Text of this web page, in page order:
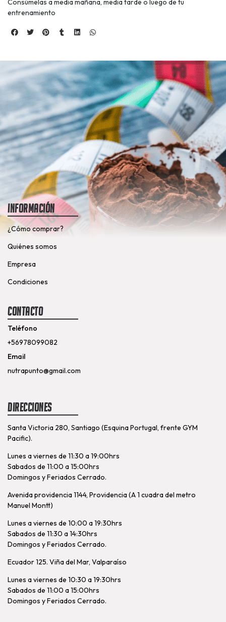
Consúmelas a media mañana, media tarde o luego de tu
entrenamiento
Información
¿Cómo comprar?
Quiénes somos
Empresa
Condiciones
Contacto
Teléfono
+56978099082
Email
nutrapunto@gmail.com
Direcciones
Santa Victoria 280, Santiago (Esquina Portugal, frente GYM
Pacific).
Lunes a viernes de 11:30 a 19:00hrs
Sabados de 11:00 a 15:00hrs
Domingos y Feriados Cerrado.
Avenida providencia 1144, Providencia (A 1 cuadra del metro
Manuel Montt)
Lunes a viernes de 10:00 a 19:30hrs
Sabados de 11:30 a 14:30hrs
Domingos y Feriados Cerrado.
Ecuador 125. Viña del Mar, Valparaíso
Lunes a viernes de 10:30 a 19:30hrs
Sabados de 11:00 a 15:00hrs
Domingos y Feriados Cerrado.